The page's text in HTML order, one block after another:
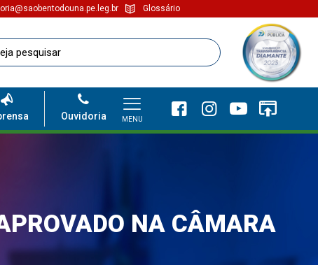
Glossário
Ouvidoria MENU
NA CÂMARA